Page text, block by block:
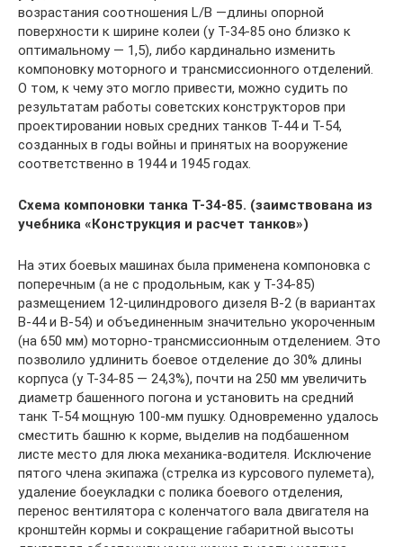
возрастания соотношения L/B —длины опорной
поверхности к ширине колеи (у Т-34-85 оно близко к
оптимальному — 1,5), либо кардинально изменить
компоновку моторного и трансмиссионного отделений.
О том, к чему это могло привести, можно судить по
результатам работы советских конструкторов при
проектировании новых средних танков Т-44 и Т-54,
созданных в годы войны и принятых на вооружение
соответственно в 1944 и 1945 годах.
Схема компоновки танка Т-34-85. (заимствована из
учебника «Конструкция и расчет танков»)
На этих боевых машинах была применена компоновка с
поперечным (а не с продольным, как у Т-34-85)
размещением 12-цилиндрового дизеля В-2 (в вариантах
В-44 и В-54) и объединенным значительно укороченным
(на 650 мм) моторно-трансмиссионным отделением. Это
позволило удлинить боевое отделение до 30% длины
корпуса (у Т-34-85 — 24,3%), почти на 250 мм увеличить
диаметр башенного погона и установить на средний
танк Т-54 мощную 100-мм пушку. Одновременно удалось
сместить башню к корме, выделив на подбашенном
листе место для люка механика-водителя. Исключение
пятого члена экипажа (стрелка из курсового пулемета),
удаление боеукладки с полика боевого отделения,
перенос вентилятора с коленчатого вала двигателя на
кронштейн кормы и сокращение габаритной высоты